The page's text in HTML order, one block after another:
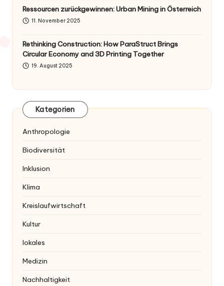
Ressourcen zurückgewinnen: Urban Mining in Österreich
11. November 2025
Rethinking Construction: How ParaStruct Brings
Circular Economy and 3D Printing Together
19. August 2025
Kategorien
Anthropologie
Biodiversität
Inklusion
Klima
Kreislaufwirtschaft
Kultur
lokales
Medizin
Nachhaltigkeit